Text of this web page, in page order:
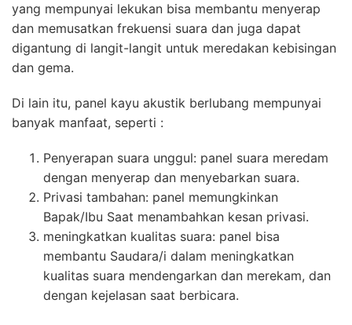
yang mempunyai lekukan bisa membantu menyerap
dan memusatkan frekuensi suara dan juga dapat
digantung di langit-langit untuk meredakan kebisingan
dan gema.
Di lain itu, panel kayu akustik berlubang mempunyai
banyak manfaat, seperti :
Penyerapan suara unggul: panel suara meredam
dengan menyerap dan menyebarkan suara.
Privasi tambahan: panel memungkinkan
Bapak/Ibu Saat menambahkan kesan privasi.
meningkatkan kualitas suara: panel bisa
membantu Saudara/i dalam meningkatkan
kualitas suara mendengarkan dan merekam, dan
dengan kejelasan saat berbicara.